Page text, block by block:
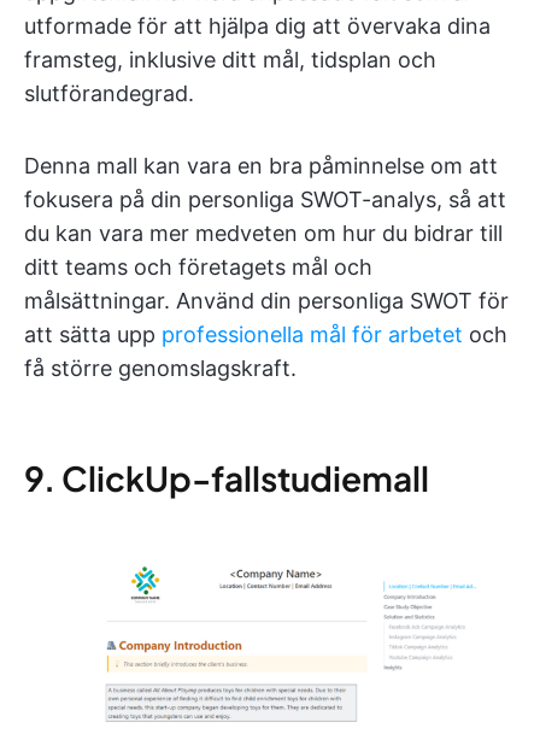
utformade för att hjälpa dig att övervaka dina
framsteg, inklusive ditt mål, tidsplan och
slutförandegrad.
Denna mall kan vara en bra påminnelse om att
fokusera på din personliga SWOT-analys, så att
du kan vara mer medveten om hur du bidrar till
ditt teams och företagets mål och
målsättningar. Använd din personliga SWOT för
att sätta upp professionella mål för arbetet och
få större genomslagskraft.
9. ClickUp-fallstudiemall